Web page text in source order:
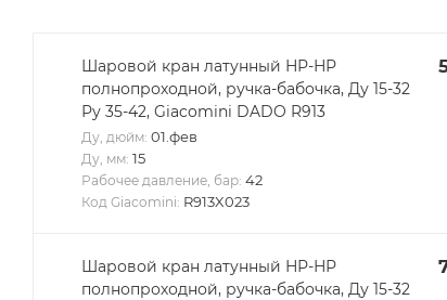
Шаровой кран латунный НР-НР
полнопроходной, ручка-бабочка, Ду 15-32
Ру 35-42, Giacomini DADO R913
Ду, дюйм: 01.фев
Ду, мм: 15
Рабочее давление, бар: 42
Код Giacomini: R913X023
Шаровой кран латунный НР-НР
полнопроходной, ручка-бабочка, Ду 15-32